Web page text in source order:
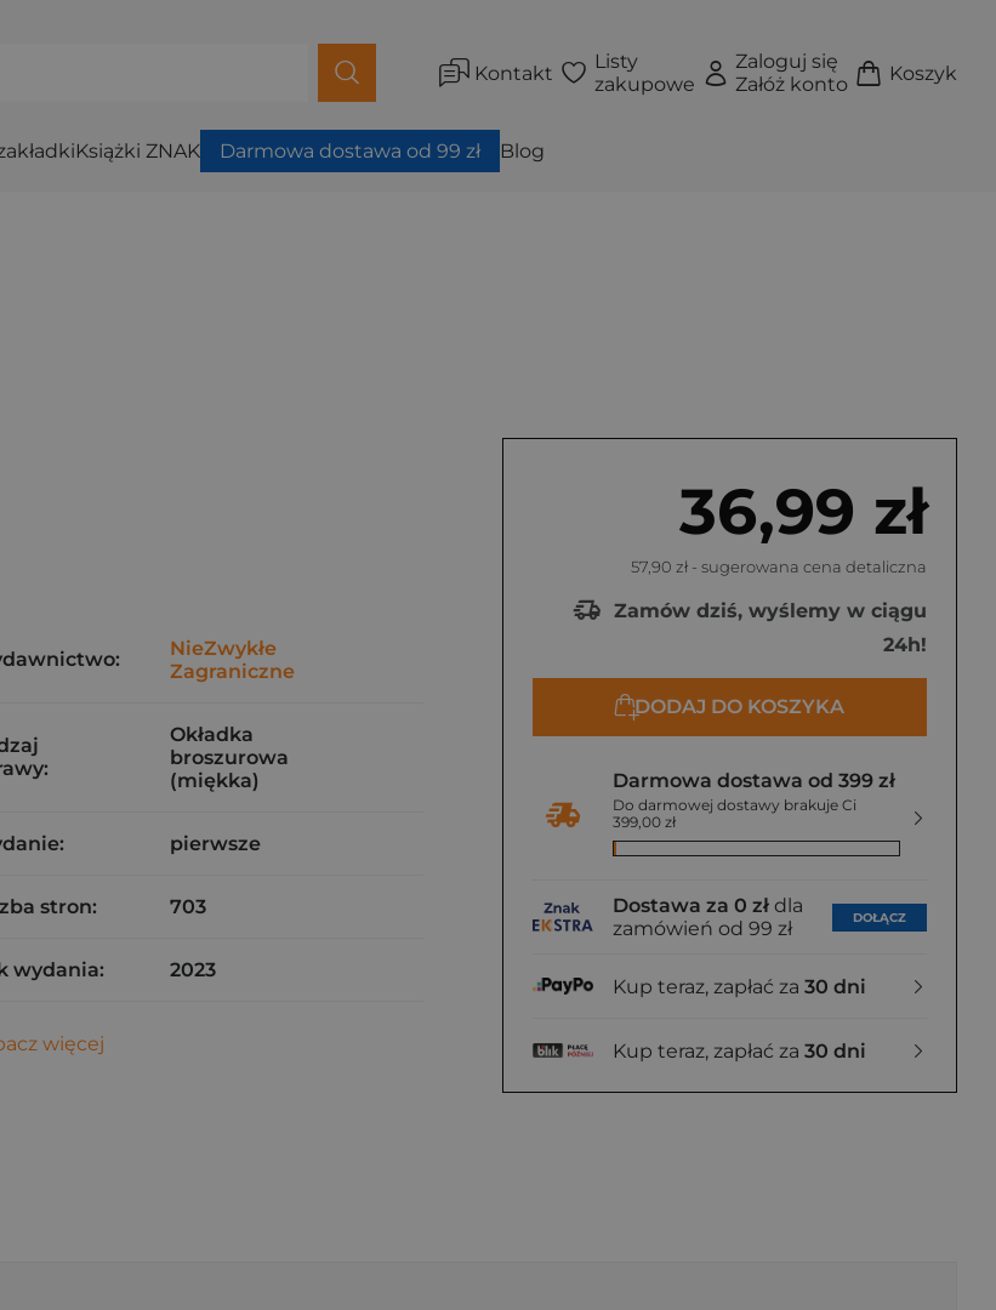
Kontakt
Listy
zakupowe
Zaloguj się
Załóż konto
Koszyk
Książki ZNAK Darmowa dostawa od 99 zł Blog
36,99 zł
57,90 zł - sugerowana cena detaliczna
Zamów dziś, wyślemy w ciągu
24h!
DODAJ DO KOSZYKA
Darmowa dostawa od 399 zł
Do darmowej dostawy brakuje Ci
399,00 zł
Dostawa za 0 zł dla
zamówień od 99 zł
DOŁĄCZ
Kup teraz, zapłać za 30 dni
Kup teraz, zapłać za 30 dni
NieZwykłe
Zagraniczne
Okładka
broszurowa
(miękka)
pierwsze
stron: 703
wydania: 2023
więcej